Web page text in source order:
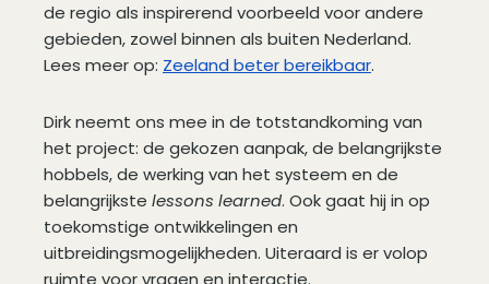
de regio als inspirerend voorbeeld voor andere
gebieden, zowel binnen als buiten Nederland.
Lees meer op: Zeeland beter bereikbaar.
Dirk neemt ons mee in de totstandkoming van
het project: de gekozen aanpak, de belangrijkste
hobbels, de werking van het systeem en de
belangrijkste lessons learned. Ook gaat hij in op
toekomstige ontwikkelingen en
uitbreidingsmogelijkheden. Uiteraard is er volop
ruimte voor vragen en interactie.